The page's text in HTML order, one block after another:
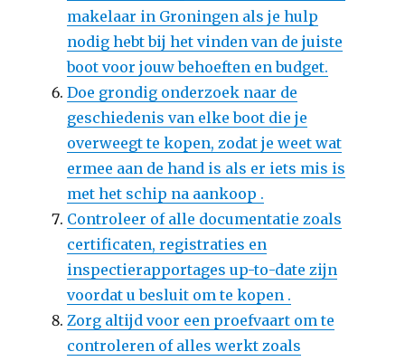
makelaar in Groningen als je hulp
nodig hebt bij het vinden van de juiste
boot voor jouw behoeften en budget.
Doe grondig onderzoek naar de
geschiedenis van elke boot die je
overweegt te kopen, zodat je weet wat
ermee aan de hand is als er iets mis is
met het schip na aankoop .
Controleer of alle documentatie zoals
certificaten, registraties en
inspectierapportages up-to-date zijn
voordat u besluit om te kopen .
Zorg altijd voor een proefvaart om te
controleren of alles werkt zoals